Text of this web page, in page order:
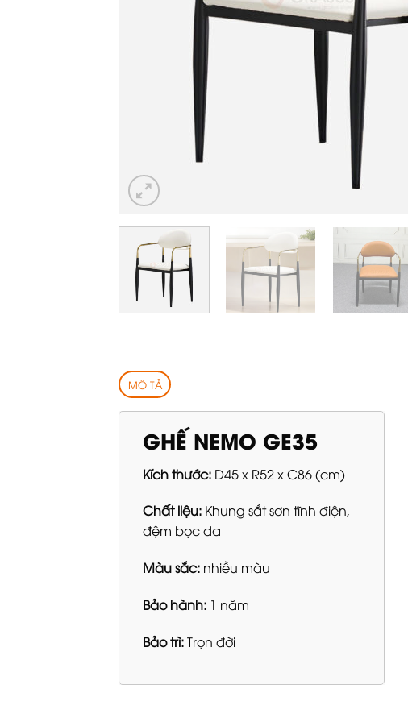
MÔ TẢ
GHẾ NEMO GE35
Kích thước: D45 x R52 x C86 (cm)
Chất liệu: Khung sắt sơn tĩnh điện,
đệm bọc da
Màu sắc: nhiều màu
Bảo hành: 1 năm
Bảo trì:Trọn đời